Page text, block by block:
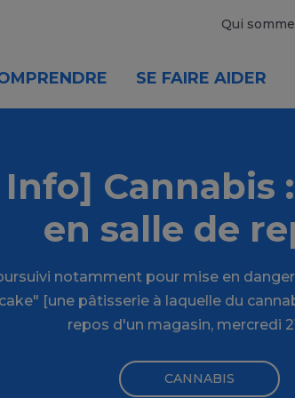
Qui
SE FAIRE AIDER
Cannabis
en salle de
notamment pour mise en
[une pâtisserie à laquelle du
repos d'un magasin, mercredi
CANNABIS